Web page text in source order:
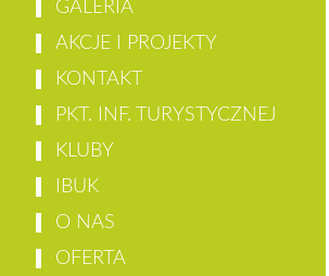
GALERIA
AKCJE I PROJEKTY
KONTAKT
PKT. INF. TURYSTYCZNEJ
KLUBY
IBUK
O NAS
OFERTA